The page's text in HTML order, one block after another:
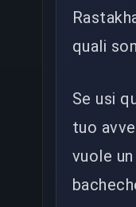
quali
Se usi
tuo
vuole